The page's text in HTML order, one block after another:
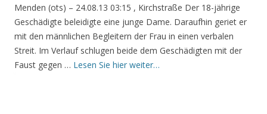
Menden (ots) – 24.08.13 03:15 , Kirchstraße Der 18-jährige
Geschädigte beleidigte eine junge Dame. Daraufhin geriet er
mit den männlichen Begleitern der Frau in einen verbalen
Streit. Im Verlauf schlugen beide dem Geschädigten mit der
Faust gegen … Lesen Sie hier weiter…